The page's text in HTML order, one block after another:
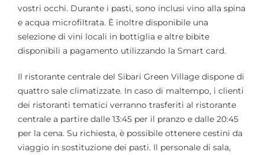
vostri occhi. Durante i pasti, sono inclusi vino alla spina
e acqua microfiltrata. È inoltre disponibile una
selezione di vini locali in bottiglia e altre bibite
disponibili a pagamento utilizzando la Smart card.
Il ristorante centrale del Sibari Green Village dispone di
quattro sale climatizzate. In caso di maltempo, i clienti
dei ristoranti tematici verranno trasferiti al ristorante
centrale a partire dalle 13:45 per il pranzo e dalle 20:45
per la cena. Su richiesta, è possibile ottenere cestini da
viaggio in sostituzione dei pasti. Il personale di sala,